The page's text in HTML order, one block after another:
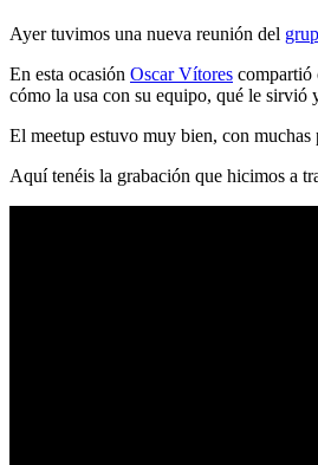
Ayer tuvimos una nueva reunión del
En esta ocasión Oscar Vítores compartió
cómo la usa con su equipo, qué le sirvió
El meetup estuvo muy bien, con
Aquí tenéis la grabación que hicimos a